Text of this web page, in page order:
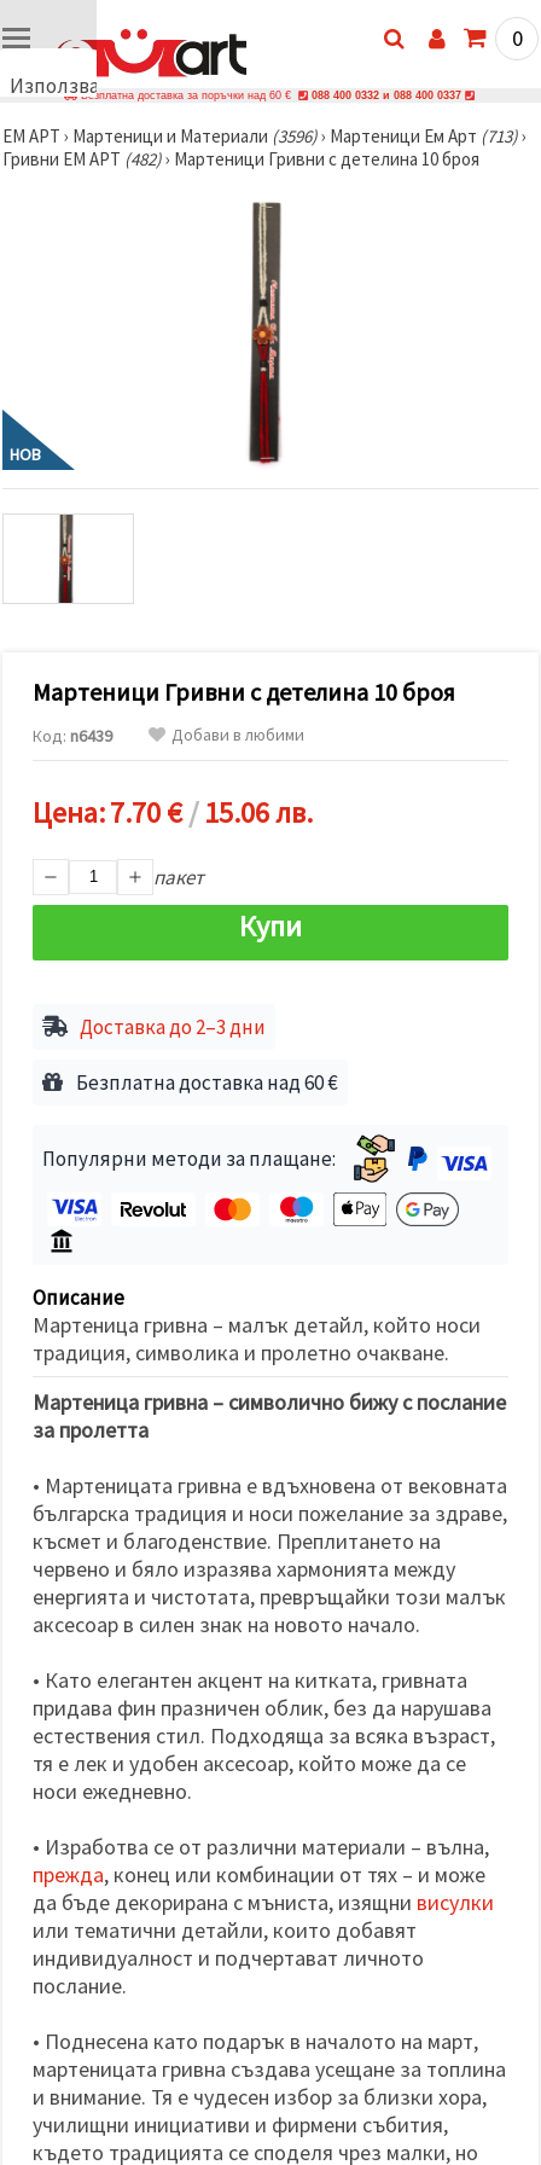
Използваме
🍪
Използваме
съгласие,
да
анализираме
трафика и
да
показваме
релевантно
съдържание
и реклами,
включително
за анализ
използваме
"бисквитки"
натиснеш
или да
"Настройки",
избереш
и кликнеш
"Запази"
всички
Настройки
на
бисквитките
0
Безплатна доставка за поръчки над 60 € 088 400 0332 и 088 400 0337
ЕМ АРТ › Мартеници и Материали (3596)› Мартеници Ем Арт (713)›
Гривни ЕМ АРТ (482)› Мартеници Гривни с детелина 10 броя
НОВ
Мартеници Гривни с детелина 10 броя
Код: n6439 Добави в любими
Цена:7.70 €/15.06 лв.
пакет
Купи
Доставка до 2–3 дни
Безплатна доставка над 60 €
Популярни методи за плащане:
Описание
Мартеница гривна – малък детайл, който носи
традиция, символика и пролетно очакване.
Мартеница гривна – символично бижу с послание
за пролетта
• Мартеницата гривна е вдъхновена от вековната
българска традиция и носи пожелание за здраве,
късмет и благоденствие. Преплитането на
червено и бяло изразява хармонията между
енергията и чистотата, превръщайки този малък
аксесоар в силен знак на новото начало.
• Като елегантен акцент на китката, гривната
придава фин празничен облик, без да нарушава
естествения стил. Подходяща за всяка възраст,
тя е лек и удобен аксесоар, който може да се
носи ежедневно.
• Изработва се от различни материали – вълна,
прежда, конец или комбинации от тях – и може
да бъде декорирана с мъниста, изящни висулки
или тематични детайли, които добавят
индивидуалност и подчертават личното
послание.
• Поднесена като подарък в началото на март,
мартеницата гривна създава усещане за топлина
и внимание. Тя е чудесен избор за близки хора,
училищни инициативи и фирмени събития,
където традицията се споделя чрез малки, но